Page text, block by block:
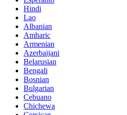
Hindi
Lao
Albanian
Amharic
Armenian
Azerbaijani
Belarusian
Bengali
Bosnian
Bulgarian
Cebuano
Chichewa